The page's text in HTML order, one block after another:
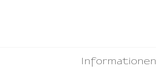
Informationen